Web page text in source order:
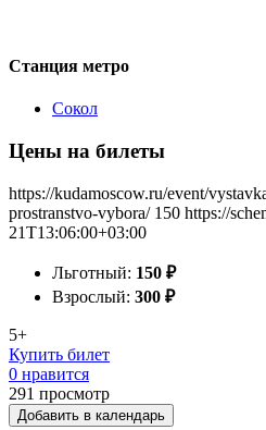
Станция метро
Сокол
Цены на билеты
https://kudamoscow.ru/event/
prostranstvo-vybora/ 150 https://
21T13:06:00+03:00
Льготный: 150 ₽
Взрослый: 300 ₽
5+
Купить билет
0 нравится
291 просмотр
Добавить в календарь